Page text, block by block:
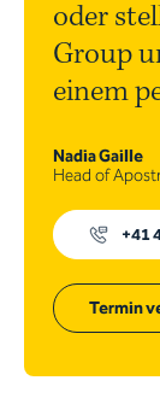
oder
Group
einem
Nadia Gaille
Head of
+41
Termin